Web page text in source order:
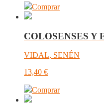
Comprar
COLOSENSES Y
VIDAL, SENÉN
13,40 €
Comprar